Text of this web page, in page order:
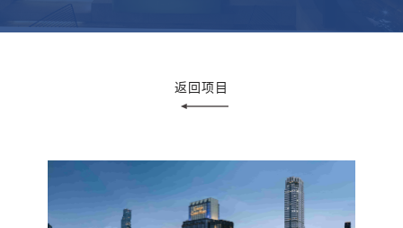
返回项目